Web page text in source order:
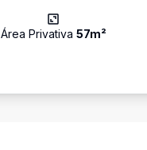
Área Privativa 57m²